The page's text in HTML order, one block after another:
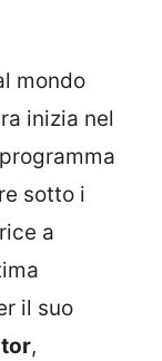
mondo
inizia nel
sotto i
a
il suo
,